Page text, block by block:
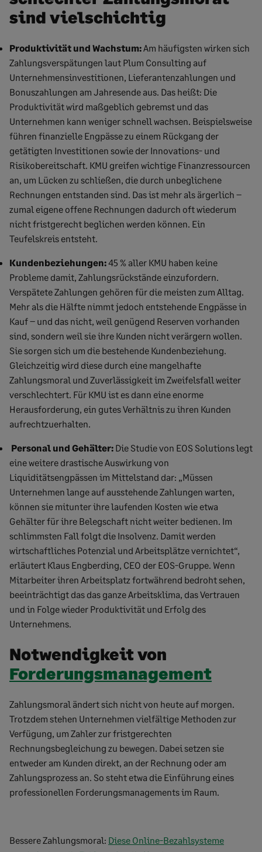
sind vielschichtig
Produktivität und Wachstum:Am häufigsten wirken sich
Zahlungsverspätungen laut Plum Consulting auf
Unternehmensinvestitionen, Lieferantenzahlungen und
Bonuszahlungen am Jahresende aus. Das heißt: Die
Produktivität wird maßgeblich gebremst und das
Unternehmen kann weniger schnell wachsen. Beispielsweise
führen finanzielle Engpässe zu einem Rückgang der
getätigten Investitionen sowie der Innovations- und
Risikobereitschaft. KMU greifen wichtige Finanzressourcen
an, um Lücken zu schließen, die durch unbeglichene
Rechnungen entstanden sind. Das ist mehr als ärgerlich –
zumal eigene offene Rechnungen dadurch oft wiederum
nicht fristgerecht beglichen werden können. Ein
Teufelskreis entsteht.
Kundenbeziehungen:45 % aller KMU haben keine
Probleme damit, Zahlungsrückstände einzufordern.
Verspätete Zahlungen gehören für die meisten zum Alltag.
Mehr als die Hälfte nimmt jedoch entstehende Engpässe in
Kauf – und das nicht, weil genügend Reserven vorhanden
sind, sondern weil sie ihre Kunden nicht verärgern wollen.
Sie sorgen sich um die bestehende Kundenbeziehung.
Gleichzeitig wird diese durch eine mangelhafte
Zahlungsmoral und Zuverlässigkeit im Zweifelsfall weiter
verschlechtert. Für KMU ist es dann eine enorme
Herausforderung, ein gutes Verhältnis zu ihren Kunden
aufrechtzuerhalten.
Personal und Gehälter: Die Studie von EOS Solutions legt
eine weitere drastische Auswirkung von
Liquiditätsengpässen im Mittelstand dar: „Müssen
Unternehmen lange auf ausstehende Zahlungen warten,
können sie mitunter ihre laufenden Kosten wie etwa
Gehälter für ihre Belegschaft nicht weiter bedienen. Im
schlimmsten Fall folgt die Insolvenz. Damit werden
wirtschaftliches Potenzial und Arbeitsplätze vernichtet“,
erläutert Klaus Engberding, CEO der EOS-Gruppe. Wenn
Mitarbeiter ihren Arbeitsplatz fortwährend bedroht sehen,
beeinträchtigt das das ganze Arbeitsklima, das Vertrauen
und in Folge wieder Produktivität und Erfolg des
Unternehmens.
Notwendigkeit von
Forderungsmanagement
Zahlungsmoral ändert sich nicht von heute auf morgen.
Trotzdem stehen Unternehmen vielfältige Methoden zur
Verfügung, um Zahler zur fristgerechten
Rechnungsbegleichung zu bewegen. Dabei setzen sie
entweder am Kunden direkt, an der Rechnung oder am
Zahlungsprozess an. So steht etwa die Einführung eines
professionellen Forderungsmanagements im Raum.
Bessere Zahlungsmoral: Diese Online-Bezahlsysteme